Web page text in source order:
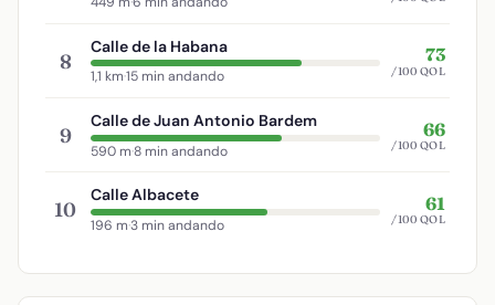
8
Calle de la Habana
1,1 km·15 min andando
73
/100 QOL
9
Calle de Juan Antonio Bardem
590 m·8 min andando
66
/100 QOL
10
Calle Albacete
196 m·3 min andando
61
/100 QOL